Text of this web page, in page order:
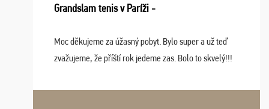
Grandslam tenis v Paríži -
Moc děkujeme za úžasný pobyt. Bylo super a už teď
zvažujeme, že příští rok jedeme zas. Bolo to skvelý!!!